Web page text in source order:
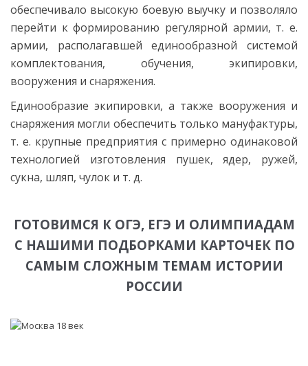
обеспечивало высокую боевую выучку и позволяло
перейти к формированию регулярной армии, т. е.
армии, располагавшей единообразной системой
комплектования, обучения, экипировки,
вооружения и снаряжения.
Единообразие экипировки, а также вооружения и
снаряжения могли обеспечить только мануфактуры,
т. е. крупные предприятия с примерно одинаковой
технологией изготовления пушек, ядер, ружей,
сукна, шляп, чулок и т. д.
ГОТОВИМСЯ К ОГЭ, ЕГЭ И ОЛИМПИАДАМ
С НАШИМИ ПОДБОРКАМИ КАРТОЧЕК ПО
САМЫМ СЛОЖНЫМ ТЕМАМ ИСТОРИИ
РОССИИ